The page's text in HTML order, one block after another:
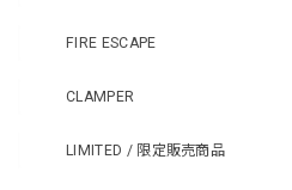
FIRE ESCAPE
CLAMPER
LIMITED / 限定販売商品